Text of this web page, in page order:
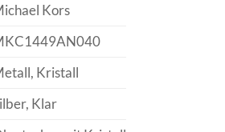
Kors
Kristall
Klar